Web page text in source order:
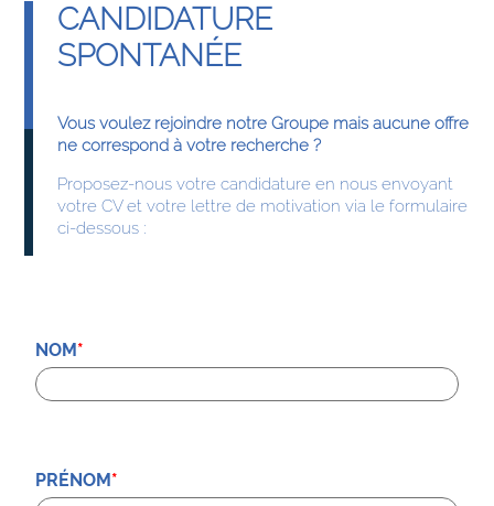
CANDIDATURE
SPONTANÉE
Vous voulez rejoindre notre Groupe mais aucune offre
ne correspond à votre recherche ?
Proposez-nous votre candidature en nous envoyant
votre CV et votre lettre de motivation via le formulaire
ci-dessous :
NOM*
PRÉNOM*